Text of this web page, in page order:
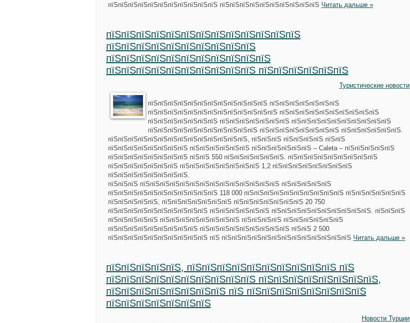
пїЅпїЅпїЅпїЅпїЅпїЅпїЅпїЅпїЅпїЅпїЅ пїЅпїЅпїЅпїЅпїЅпїЅпїЅпїЅпїЅпїЅ Читать дальше »
пїЅпїЅпїЅпїЅпїЅпїЅпїЅпїЅпїЅпїЅпїЅпїЅпїЅ
пїЅпїЅпїЅпїЅпїЅпїЅпїЅпїЅпїЅпїЅ
пїЅпїЅпїЅпїЅпїЅпїЅпїЅпїЅпїЅпїЅпїЅ
пїЅпїЅпїЅпїЅпїЅпїЅпїЅпїЅпїЅпїЅ пїЅпїЅпїЅпїЅпїЅпїЅ
Туристические новости
пїЅпїЅпїЅпїЅпїЅпїЅпїЅпїЅпїЅпїЅпїЅпїЅ пїЅпїЅпїЅпїЅпїЅпїЅпїЅ
пїЅпїЅпїЅпїЅпїЅпїЅпїЅпїЅпїЅпїЅпїЅпїЅпїЅ пїЅпїЅпїЅпїЅпїЅпїЅпїЅпїЅпїЅпїЅ
пїЅпїЅпїЅпїЅпїЅпїЅпїЅ пїЅпїЅпїЅпїЅпїЅпїЅпїЅ пїЅпїЅпїЅпїЅпїЅпїЅпїЅпїЅпїЅпїЅ
пїЅпїЅпїЅпїЅпїЅпїЅпїЅпїЅпїЅпїЅпїЅ пїЅпїЅпїЅпїЅпїЅпїЅпїЅпїЅ пїЅпїЅпїЅпїЅпїЅпїЅ.
пїЅпїЅпїЅпїЅпїЅпїЅпїЅпїЅпїЅпїЅпїЅпїЅпїЅпїЅ, пїЅпїЅпїЅ пїЅпїЅпїЅпїЅ пїЅпїЅ
пїЅпїЅпїЅпїЅпїЅпїЅпїЅпїЅ пїЅпїЅпїЅпїЅпїЅпїЅ пїЅпїЅпїЅпїЅпїЅпїЅ – Caleta – пїЅпїЅпїЅпїЅпїЅ
пїЅпїЅпїЅпїЅпїЅпїЅпїЅпїЅ пїЅпїЅ 550 пїЅпїЅпїЅпїЅпїЅпїЅ. пїЅпїЅпїЅпїЅпїЅпїЅпїЅпїЅпїЅ
пїЅпїЅпїЅпїЅпїЅпїЅпїЅ пїЅпїЅпїЅпїЅпїЅпїЅпїЅпїЅ 1,2 пїЅпїЅпїЅпїЅпїЅпїЅпїЅпїЅ
пїЅпїЅпїЅпїЅпїЅпїЅпїЅпїЅ.
пїЅпїЅпїЅ пїЅпїЅпїЅпїЅпїЅпїЅпїЅпїЅпїЅпїЅпїЅпїЅпїЅпїЅ пїЅпїЅпїЅпїЅпїЅ
пїЅпїЅпїЅпїЅпїЅпїЅпїЅпїЅпїЅпїЅпїЅ 118 000 пїЅпїЅпїЅпїЅпїЅпїЅпїЅпїЅпїЅпїЅ пїЅпїЅпїЅпїЅпїЅпїЅ
пїЅпїЅпїЅпїЅпїЅ, пїЅпїЅпїЅпїЅпїЅпїЅпїЅ пїЅпїЅпїЅпїЅпїЅпїЅпїЅ 20 750
пїЅпїЅпїЅпїЅпїЅпїЅпїЅпїЅпїЅпїЅ пїЅпїЅпїЅпїЅпїЅпїЅ пїЅпїЅпїЅпїЅпїЅпїЅпїЅпїЅпїЅпїЅ. пїЅпїЅпїЅ
пїЅпїЅпїЅпїЅпїЅ пїЅпїЅпїЅпїЅпїЅпїЅпїЅпїЅ пїЅпїЅпїЅпїЅ пїЅпїЅпїЅпїЅпїЅпїЅ
пїЅпїЅпїЅпїЅпїЅпїЅпїЅпїЅпїЅ пїЅпїЅпїЅпїЅпїЅпїЅпїЅпїЅпїЅ пїЅпїЅ 2 500
пїЅпїЅпїЅпїЅпїЅпїЅпїЅпїЅпїЅпїЅ пїЅ пїЅпїЅпїЅпїЅпїЅпїЅпїЅпїЅпїЅпїЅпїЅпїЅпїЅ Читать дальше »
пїЅпїЅпїЅпїЅпїЅ, пїЅпїЅпїЅпїЅпїЅпїЅпїЅпїЅпїЅпїЅ пїЅ
пїЅпїЅпїЅпїЅпїЅпїЅпїЅпїЅпїЅпїЅ пїЅпїЅпїЅпїЅпїЅпїЅпїЅпїЅ,
пїЅпїЅпїЅпїЅпїЅпїЅпїЅпїЅ пїЅ пїЅпїЅпїЅпїЅпїЅпїЅпїЅпїЅ
пїЅпїЅпїЅпїЅпїЅпїЅпїЅ
Новости Турции